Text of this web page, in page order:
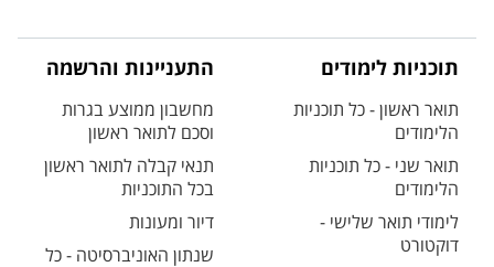
תוכניות לימודים
תואר ראשון - כל תוכניות
הלימודים
תואר שני - כל תוכניות
הלימודים
לימודי תואר שלישי -
דוקטורט
התעניינות והרשמה
מחשבון ממוצע בגרות
וסכם לתואר ראשון
תנאי קבלה לתואר ראשון
בכל התוכניות
דיור ומעונות
שנתון האוניברסיטה - כל